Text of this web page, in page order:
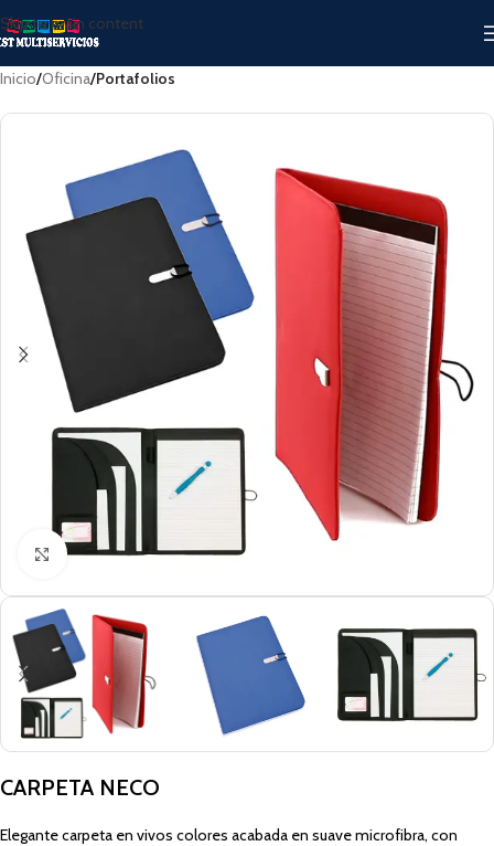
Skip to main content
Inicio Oficina Portafolios
Click to enlarge
CARPETA NECO
Elegante carpeta en vivos colores acabada en suave microfibra, con